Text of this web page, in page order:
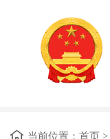
当前位置： 首页 >